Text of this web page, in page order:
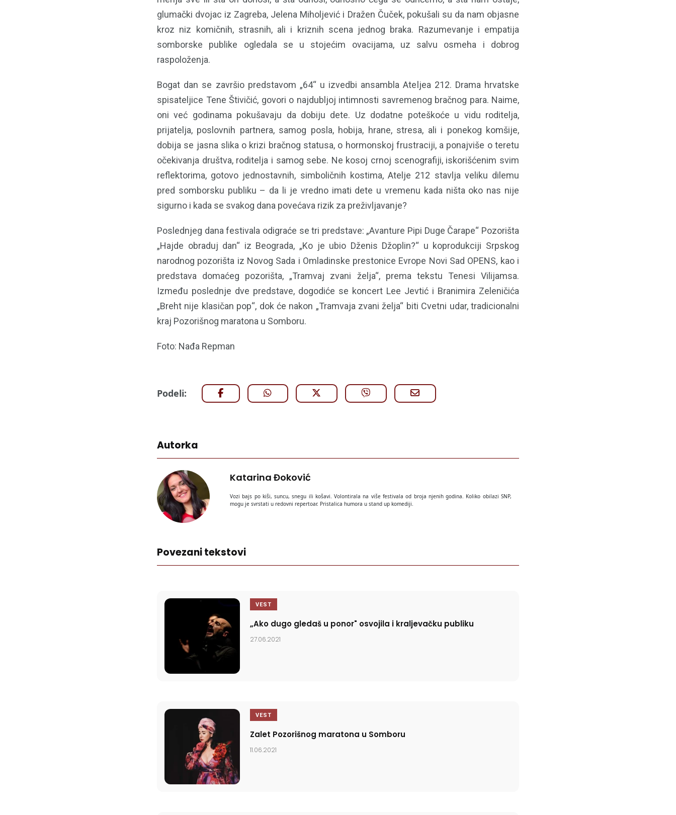
glumački dvojac iz Zagreba, Jelena Miholjević i Dražen Čuček, pokušali su da nam objasne
kroz niz komičnih, strasnih, ali i kriznih scena jednog braka. Razumevanje i empatija
somborske publike ogledala se u stojećim ovacijama, uz salvu osmeha i dobrog
raspoloženja.
Bogat dan se završio predstavom „64“ u izvedbi ansambla Ateljea 212. Drama hrvatske
spisateljice Tene Štivičić, govori o najdubljoj intimnosti savremenog bračnog para. Naime,
oni već godinama pokušavaju da dobiju dete. Uz dodatne poteškoće u vidu roditelja,
prijatelja, poslovnih partnera, samog posla, hobija, hrane, stresa, ali i ponekog komšije,
dobija se jasna slika o krizi bračnog statusa, o hormonskoj frustraciji, a ponajviše o teretu
očekivanja društva, roditelja i samog sebe. Ne kosoj crnoj scenografiji, iskorišćenim svim
reflektorima, gotovo jednostavnih, simboličnih kostima, Atelje 212 stavlja veliku dilemu
pred somborsku publiku – da li je vredno imati dete u vremenu kada ništa oko nas nije
sigurno i kada se svakog dana povećava rizik za preživljavanje?
Poslednjeg dana festivala odigraće se tri predstave: „Avanture Pipi Duge Čarape“ Pozorišta
„Hajde obraduj dan“ iz Beograda, „Ko je ubio Dženis Džoplin?“ u koprodukciji Srpskog
narodnog pozorišta iz Novog Sada i Omladinske prestonice Evrope Novi Sad OPENS, kao i
predstava domaćeg pozorišta, „Tramvaj zvani želja“, prema tekstu Tenesi Vilijamsa.
Između poslednje dve predstave, dogodiće se koncert Lee Jevtić i Branimira Zeleničića
„Breht nije klasičan pop“, dok će nakon „Tramvaja zvani želja“ biti Cvetni udar, tradicionalni
kraj Pozorišnog maratona u Somboru.
Foto: Nađa Repman
Podeli:
Autorka
Katarina Đoković
Vozi bajs po kiši, suncu, snegu ili košavi. Volontirala na više festivala od broja njenih godina. Koliko obilazi SNP,
mogu je svrstati u redovni repertoar. Pristalica humora u stand up komediji.
Povezani tekstovi
VEST
„Ako dugo gledaš u ponor" osvojila i kraljevačku publiku
27.06.2021
VEST
Zalet Pozorišnog maratona u Somboru
11.06.2021